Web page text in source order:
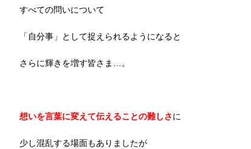
すべての問いについて
「自分事」として捉えられるようになると
さらに輝きを増す皆さま…。
想いを言葉に変えて伝えることの難しさに
少し混乱する場面もありましたが